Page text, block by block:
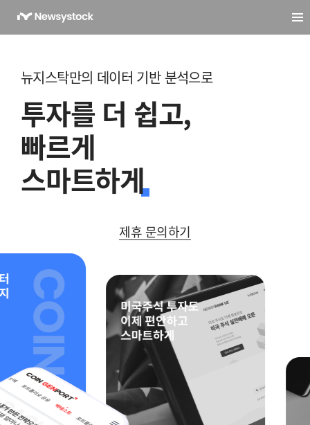
뉴지스탁만의 데이터 기반 분석으로
투자를 더 쉽고,
빠르게
스마트하게
제휴 문의하기